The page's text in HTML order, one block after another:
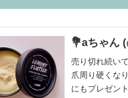
💐aちゃん
売り切れ続い
爪周り硬くな
にもプレゼン